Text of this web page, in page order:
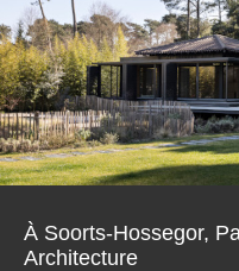
À Soorts-Hossegor,
Architecture